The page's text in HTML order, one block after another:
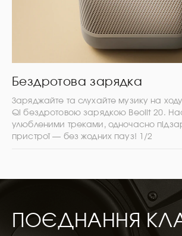
Бездротова зарядка
Заряджайте та слухайте музику на
Qi бездротовою зарядкою Beolit 20.
улюбленими треками, одночасно
пристрої — без жодних пауз! 1/2
ПОЄДНАННЯ